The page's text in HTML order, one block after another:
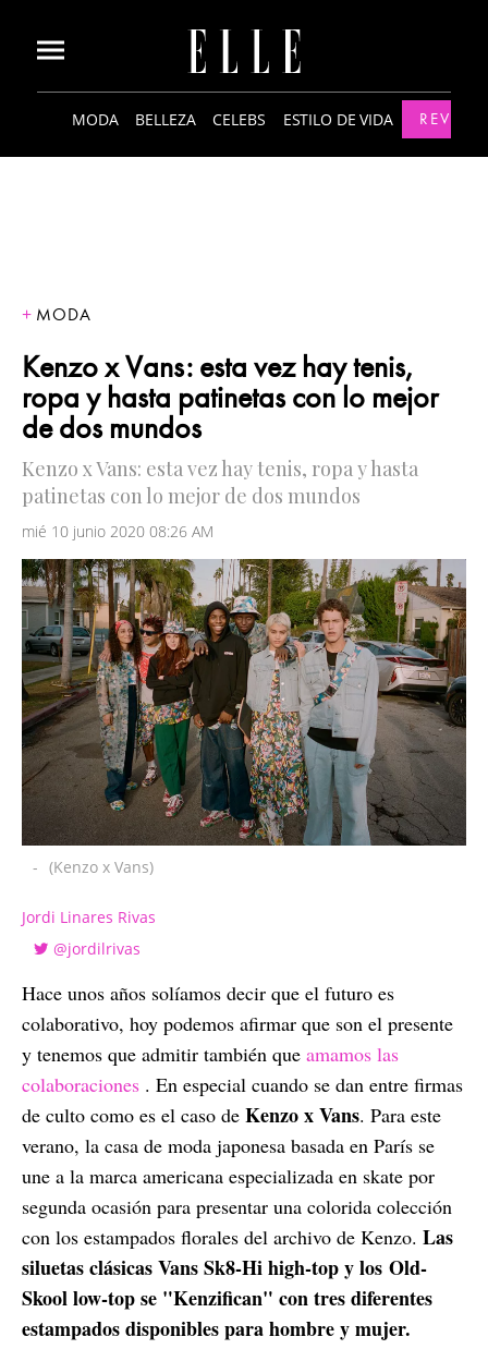
MODA BELLEZA CELEBS ESTILO DE VIDA
MODA
Kenzo x Vans: esta vez hay tenis,
ropa y hasta patinetas con lo mejor
de dos mundos
Kenzo x Vans: esta vez hay tenis, ropa y hasta
patinetas con lo mejor de dos mundos
mié 10 junio 2020 08:26 AM
- (Kenzo x Vans)
Jordi Linares Rivas
@jordilrivas
Hace unos años solíamos decir que el futuro es
colaborativo, hoy podemos afirmar que son el presente
y tenemos que admitir también que amamos las
colaboraciones . En especial cuando se dan entre firmas
de culto como es el caso de Kenzo x Vans. Para este
verano, la casa de moda japonesa basada en París se
une a la marca americana especializada en skate por
segunda ocasión para presentar una colorida colección
con los estampados florales del archivo de Kenzo. Las
siluetas clásicas Vans Sk8-Hi high-top y los Old-
Skool low-top se "Kenzifican" con tres diferentes
estampados disponibles para hombre y mujer.